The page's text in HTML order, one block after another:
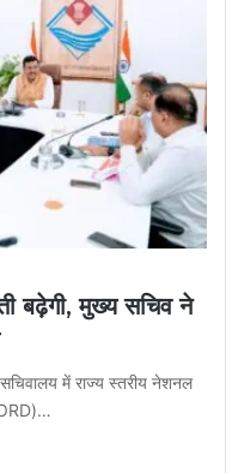
बढ़ेगी, मुख्य सचिव ने
में राज्य स्तरीय नेशनल